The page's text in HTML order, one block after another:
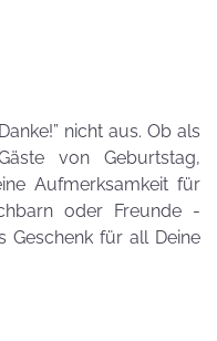
nicht aus. Ob als
von Geburtstag,
Aufmerksamkeit für
oder Freunde -
Geschenk für all Deine